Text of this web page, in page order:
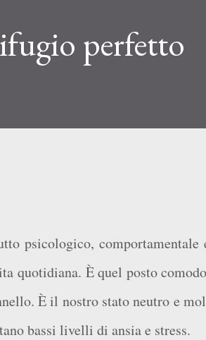
perfetto
psicologico, comportamentale
quotidiana. È quel posto
È il nostro stato neutro e
bassi livelli di ansia e stress.